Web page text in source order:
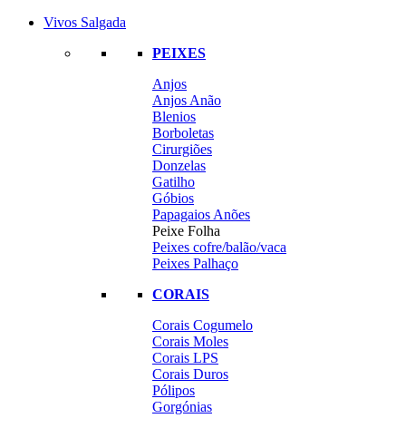
Vivos Salgada
PEIXES
Anjos
Anjos Anão
Blenios
Borboletas
Cirurgiões
Donzelas
Gatilho
Góbios
Papagaios Anões
Peixe Folha
Peixes cofre/balão/vaca
Peixes Palhaço
CORAIS
Corais Cogumelo
Corais Moles
Corais LPS
Corais Duros
Pólipos
Gorgónias